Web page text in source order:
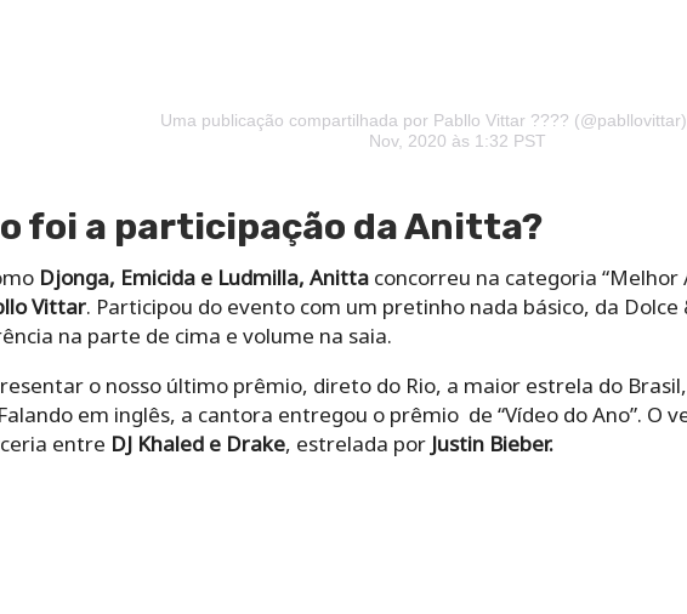
Uma publicação compartilhada por Pabllo Vittar ???? (@pabllovittar)
Nov, 2020 às 1:32 PST
foi a participação da Anitta?
Djonga, Emicida e Ludmilla, Anittaconcorreu na categoria “Melhor
Vittar. Participou do evento com um pretinho nada básico, da Dolce
na parte de cima e volume na saia.
o nosso último prêmio, direto do Rio, a maior estrela do
em inglês, a cantora entregou o prêmio de “Vídeo do Ano”. O
entre DJ Khaled e Drake, estrelada por Justin Bieber.